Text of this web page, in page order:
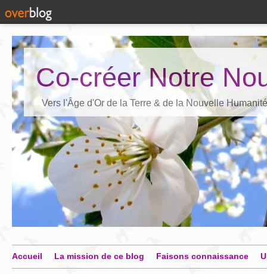
Co-créer Notre
Vers l'Âge d'Or de la Terre & de la Nouvelle Humanité
Accueil La mission de ce blog Faisons connaissance